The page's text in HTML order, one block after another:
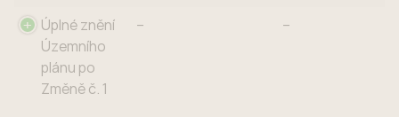
Úplné znění
Územního
plánu po
Změně č. 1
– –